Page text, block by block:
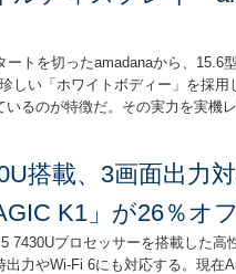
トを切ったamadanaから、15.6
しい「ホワイトボディー」を採
るのが特徴だ。その実力を実機レ
搭載、3画面出力
K1」が26％オ
7430Uプロセッサーを搭載した高
力やWi-Fi 6にも対応する。現在